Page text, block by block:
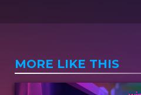
MORE LIKE THIS